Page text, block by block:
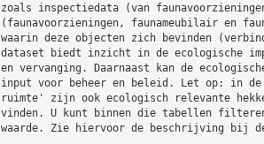
zoals inspectiedata (van
(faunavoorzieningen, faunameubilair en
waarin deze objecten zich bevinden
dataset biedt inzicht in de ecologische
en vervanging. Daarnaast kan de
input voor beheer en beleid. Let op: in de
ruimte' zijn ook ecologisch relevante
vinden. U kunt binnen die tabellen
waarde. Zie hiervoor de beschrijving bij